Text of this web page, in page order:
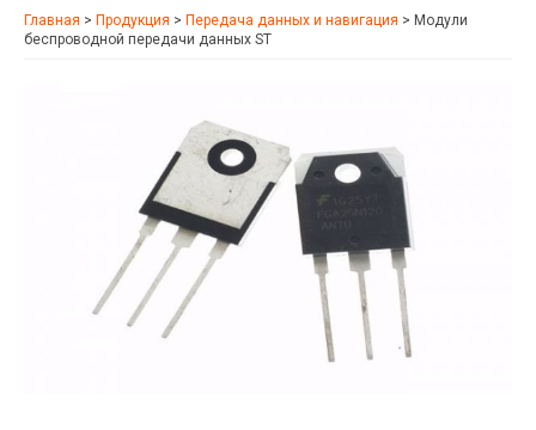
Новости
Главная > Продукция > Передача данных и навигация > Модули
беспроводной передачи данных ST